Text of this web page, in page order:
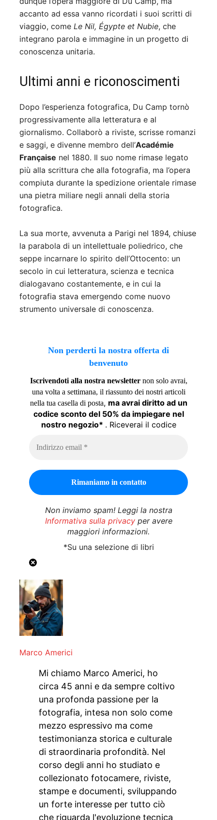
accanto ad essa vanno ricordati i suoi scritti di
viaggio, come Le Nil, Égypte et Nubie, che
integrano parola e immagine in un progetto di
conoscenza unitaria.
Ultimi anni e riconoscimenti
Dopo l’esperienza fotografica, Du Camp tornò
progressivamente alla letteratura e al
giornalismo. Collaborò a riviste, scrisse romanzi
e saggi, e divenne membro dell’Académie
Française nel 1880. Il suo nome rimase legato
più alla scrittura che alla fotografia, ma l’opera
compiuta durante la spedizione orientale rimase
una pietra miliare negli annali della storia
fotografica.
La sua morte, avvenuta a Parigi nel 1894, chiuse
la parabola di un intellettuale poliedrico, che
seppe incarnare lo spirito dell’Ottocento: un
secolo in cui letteratura, scienza e tecnica
dialogavano costantemente, e in cui la
fotografia stava emergendo come nuovo
strumento universale di conoscenza.
Non perderti la nostra offerta di
benvenuto
Iscrivendoti alla nostra newsletternon solo avrai,
una volta a settimana, il riassunto dei nostri articoli
nella tua casella di posta, ma avrai diritto ad un
codice sconto del 50% da impiegare nel
nostro negozio* . Riceverai il codice
Non inviamo spam! Leggi la nostra
Informativa sulla privacyper avere
maggiori informazioni.
*Su una selezione di libri
Marco Americi
Mi chiamo Marco Americi, ho
circa 45 anni e da sempre coltivo
una profonda passione per la
fotografia, intesa non solo come
mezzo espressivo ma come
testimonianza storica e culturale
di straordinaria profondità. Nel
corso degli anni ho studiato e
collezionato fotocamere, riviste,
stampe e documenti, sviluppando
un forte interesse per tutto ciò
che riguarda l'evoluzione tecnica